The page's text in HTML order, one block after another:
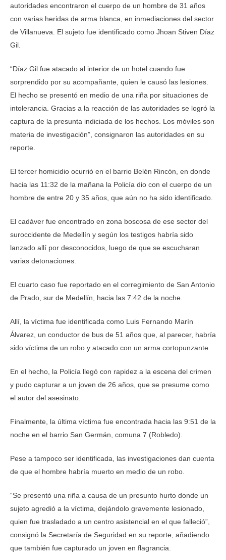
autoridades encontraron el cuerpo de un hombre de 31 años
con varias heridas de arma blanca, en inmediaciones del sector
de Villanueva. El sujeto fue identificado como Jhoan Stiven Díaz
Gil.
“Díaz Gil fue atacado al interior de un hotel cuando fue
sorprendido por su acompañante, quien le causó las lesiones.
El hecho se presentó en medio de una riña por situaciones de
intolerancia. Gracias a la reacción de las autoridades se logró la
captura de la presunta indiciada de los hechos. Los móviles son
materia de investigación”, consignaron las autoridades en su
reporte.
El tercer homicidio ocurrió en el barrio Belén Rincón, en donde
hacia las 11:32 de la mañana la Policía dio con el cuerpo de un
hombre de entre 20 y 35 años, que aún no ha sido identificado.
El cadáver fue encontrado en zona boscosa de ese sector del
suroccidente de Medellín y según los testigos habría sido
lanzado allí por desconocidos, luego de que se escucharan
varias detonaciones.
El cuarto caso fue reportado en el corregimiento de San Antonio
de Prado, sur de Medellín, hacia las 7:42 de la noche.
Allí, la víctima fue identificada como Luis Fernando Marín
Álvarez, un conductor de bus de 51 años que, al parecer, habría
sido víctima de un robo y atacado con un arma cortopunzante.
En el hecho, la Policía llegó con rapidez a la escena del crimen
y pudo capturar a un joven de 26 años, que se presume como
el autor del asesinato.
Finalmente, la última víctima fue encontrada hacia las 9:51 de la
noche en el barrio San Germán, comuna 7 (Robledo).
Pese a tampoco ser identificada, las investigaciones dan cuenta
de que el hombre habría muerto en medio de un robo.
“Se presentó una riña a causa de un presunto hurto donde un
sujeto agredió a la víctima, dejándolo gravemente lesionado,
quien fue trasladado a un centro asistencial en el que falleció”,
consignó la Secretaría de Seguridad en su reporte, añadiendo
que también fue capturado un joven en flagrancia.